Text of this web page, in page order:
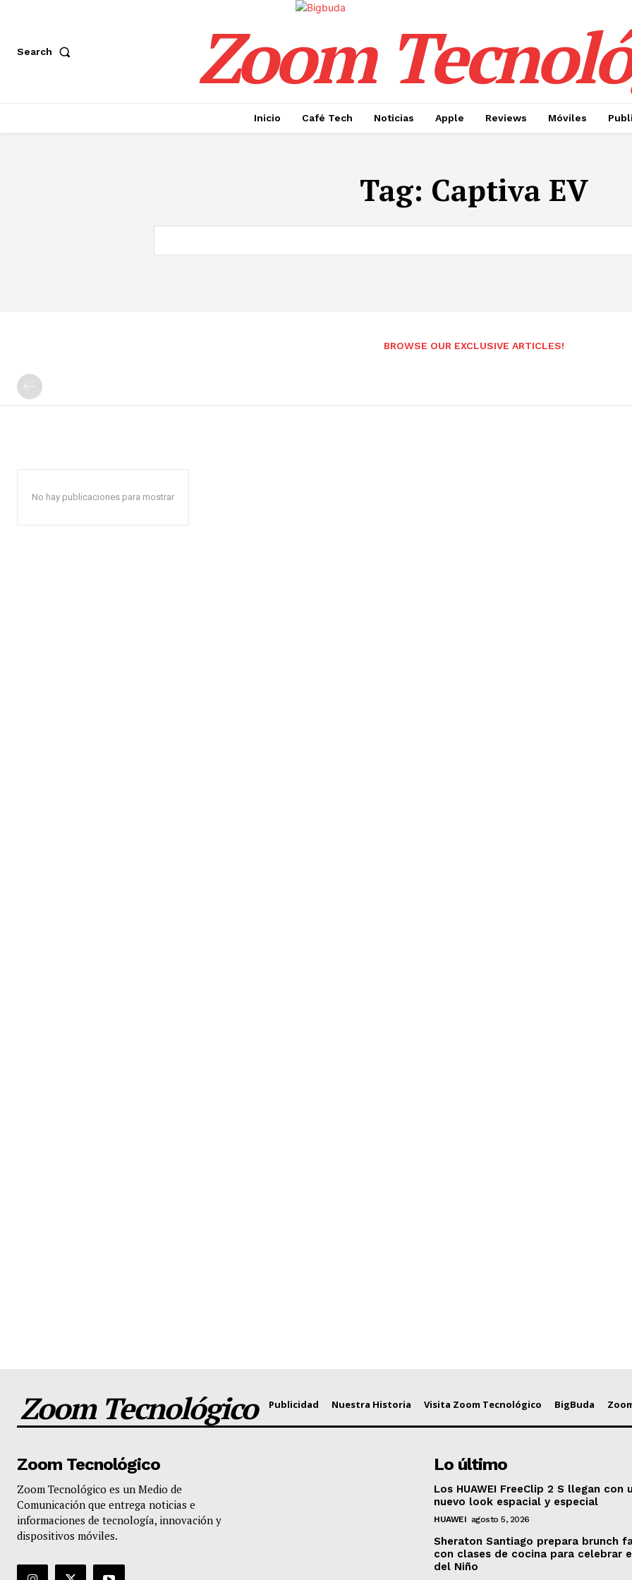
Search Zoom
Inicio Café Tech Noticias Apple Reviews Móviles
Tag: Captiva EV
BROWSE OUR EXCLUSIVE ARTICLES!
No hay publicaciones para mostrar
Zoom Tecnológico Publicidad Nuestra Historia Visita Zoom Tecnológico BigBuda
Zoom Tecnológico
Zoom Tecnológico es un Medio de
Comunicación que entrega noticias e
informaciones de tecnología, innovación y
dispositivos móviles.
Lo último
Los HUAWEI FreeClip 2 S llegan con
nuevo look espacial y especial
HUAWEI agosto 5, 2026
Sheraton Santiago prepara brunch
con clases de cocina para celebrar
del Niño